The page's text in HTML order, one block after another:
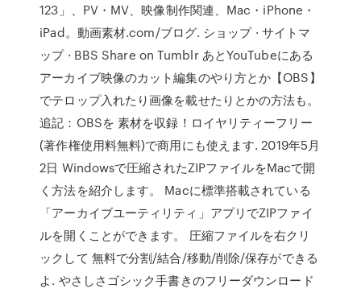
123」、PV・MV、映像制作関連、Mac・iPhone・
iPad。動画素材.com/ブログ. ショップ · サイトマ
ップ · BBS Share on Tumblr あとYouTubeにある
アーカイブ映像のカット編集のやり方とか【OBS】
でテロップ入れたり画像を載せたりとかの方法も。
追記：OBSを 素材を収録！ロイヤリティーフリー
(著作権使用料無料)で商用にも使えます. 2019年5月
2日 Windowsで圧縮されたZIPファイルをMacで開
く方法を紹介します。 Macに標準搭載されている
「アーカイブユーティリティ」アプリでZIPファイ
ルを開くことができます。 圧縮ファイルを右クリ
ックして 無料で分割/結合/移動/削除/保存ができる
よ. やさしさゴシック手書きのフリーダウンロード